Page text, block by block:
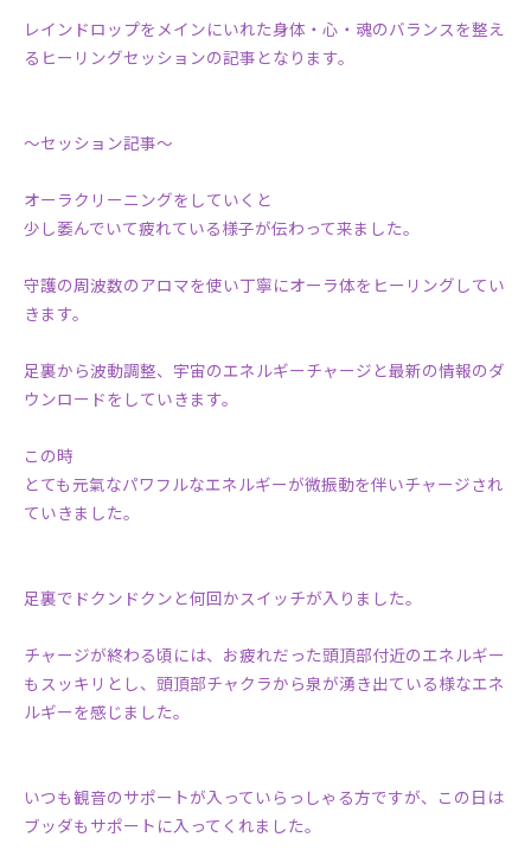
レインドロップをメインにいれた身体・心・魂のバランスを整え
るヒーリングセッションの記事となります。
〜セッション記事〜
オーラクリーニングをしていくと
少し萎んでいて疲れている様子が伝わって来ました。
守護の周波数のアロマを使い丁寧にオーラ体をヒーリングしてい
きます。
足裏から波動調整、宇宙のエネルギーチャージと最新の情報のダ
ウンロードをしていきます。
この時
とても元氣なパワフルなエネルギーが微振動を伴いチャージされ
ていきました。
足裏でドクンドクンと何回かスイッチが入りました。
チャージが終わる頃には、お疲れだった頭頂部付近のエネルギー
もスッキリとし、頭頂部チャクラから泉が湧き出ている様なエネ
ルギーを感じました。
いつも観音のサポートが入っていらっしゃる方ですが、この日は
ブッダもサポートに入ってくれました。